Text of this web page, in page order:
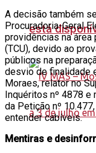
está
A decisão também
Procuradoria-Geral
providências na área
(TCU), devido ao
públicos na
desvio de finalidade
Moraes, relator no
Inquéritos nº 4878
da Petição nº
entender cabíveis.
Mentiras e